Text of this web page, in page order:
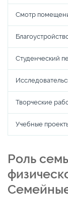
Смотр
Студенческий
Творческие
Учебные
Роль